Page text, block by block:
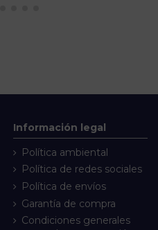
Información legal
Política ambiental
Política de redes sociales
Política de envíos
Garantía de compra
Condiciones generales